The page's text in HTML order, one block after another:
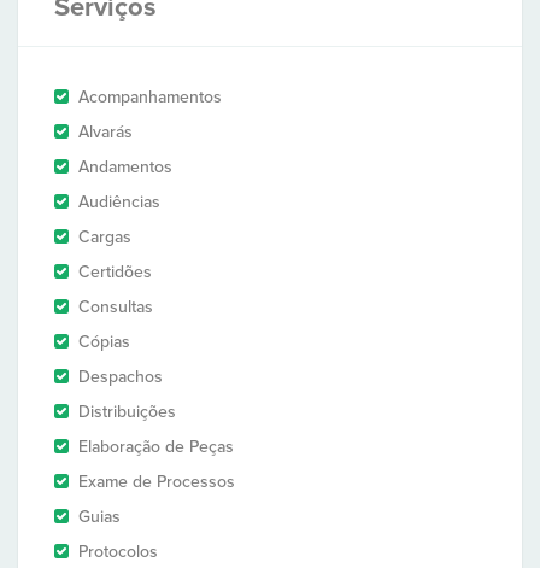
Serviços
Acompanhamentos
Alvarás
Andamentos
Audiências
Cargas
Certidões
Consultas
Cópias
Despachos
Distribuições
Elaboração de Peças
Exame de Processos
Guias
Protocolos